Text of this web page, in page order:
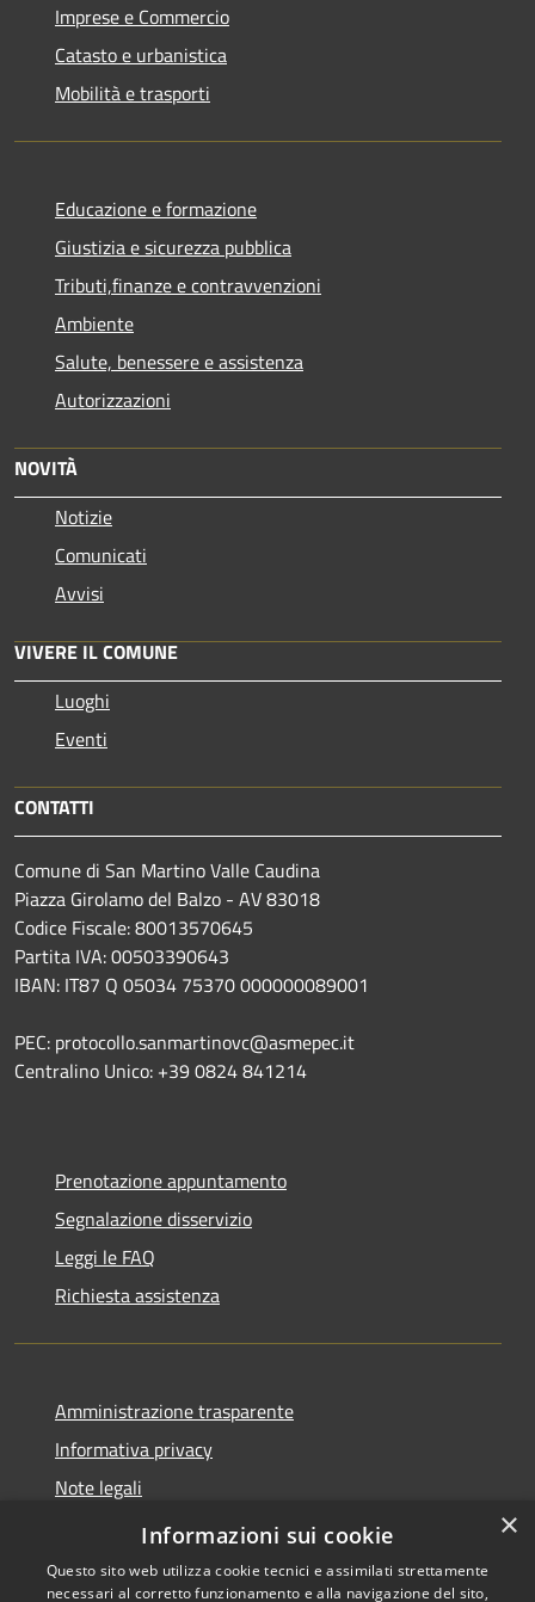
Imprese e Commercio
Catasto e urbanistica
Mobilità e trasporti
Educazione e formazione
Giustizia e sicurezza pubblica
Tributi,finanze e contravvenzioni
Ambiente
Salute, benessere e assistenza
Autorizzazioni
NOVITÀ
Notizie
Comunicati
Avvisi
VIVERE IL COMUNE
Luoghi
Eventi
CONTATTI
Comune di San Martino Valle Caudina
Piazza Girolamo del Balzo - AV 83018
Codice Fiscale: 80013570645
Partita IVA: 00503390643
IBAN: IT87 Q 05034 75370 000000089001
PEC: protocollo.sanmartinovc@asmepec.it
Centralino Unico: +39 0824 841214
Prenotazione appuntamento
Segnalazione disservizio
Leggi le FAQ
Richiesta assistenza
Amministrazione trasparente
Informativa privacy
Note legali
Dichiarazione di accessibilità
×
Informazioni sui cookie
Questo sito web utilizza cookie tecnici e assimilati strettamente
necessari al corretto funzionamento e alla navigazione del sito,